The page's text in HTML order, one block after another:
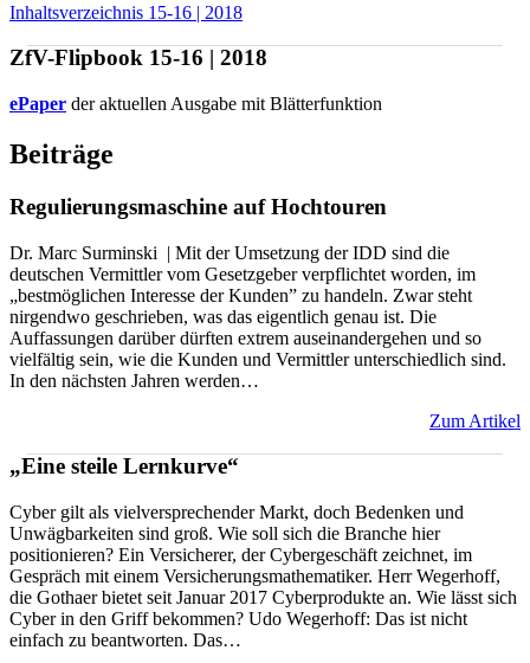
Inhaltsverzeichnis 15-16 | 2018
ZfV-Flipbook 15-16 | 2018
ePaper der aktuellen Ausgabe mit Blätterfunktion
Beiträge
Regulierungsmaschine auf Hochtouren
Dr. Marc Surminski | Mit der Umsetzung der IDD sind die
deutschen Vermittler vom Gesetzgeber verpflichtet worden, im
„bestmöglichen Interesse der Kunden” zu handeln. Zwar steht
nirgendwo geschrieben, was das eigentlich genau ist. Die
Auffassungen darüber dürften extrem auseinandergehen und so
vielfältig sein, wie die Kunden und Vermittler unterschiedlich sind.
In den nächsten Jahren werden…
Zum Artikel
„Eine steile Lernkurve“
Cyber gilt als vielversprechender Markt, doch Bedenken und
Unwägbarkeiten sind groß. Wie soll sich die Branche hier
positionieren? Ein Versicherer, der Cybergeschäft zeichnet, im
Gespräch mit einem Versicherungsmathematiker. Herr Wegerhoff,
die Gothaer bietet seit Januar 2017 Cyberprodukte an. Wie lässt sich
Cyber in den Griff bekommen? Udo Wegerhoff: Das ist nicht
einfach zu beantworten. Das…